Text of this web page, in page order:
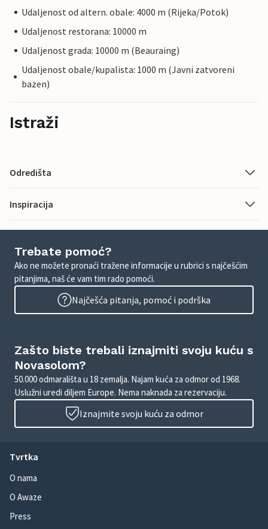
Udaljenost od altern. obale: 4000 m (Rijeka/Potok)
Udaljenost restorana: 10000 m
Udaljenost grada: 10000 m (Beauraing)
Udaljenost obale/kupalista: 1000 m (Javni zatvoreni
bazen)
Istraži
Odredišta
Inspiracija
Trebate pomoć?
Ako ne možete pronaći tražene informacije u rubrici s najčešćim
pitanjima, naš će vam tim rado pomoći.
Najčešća pitanja, pomoć i podrška
Zašto biste trebali iznajmiti svoju kuću s
Novasolom?
50.000 odmarališta u 18 zemalja. Najam kuća za odmor od 1968.
Uslužni uredi diljem Europe. Nema naknada za rezervaciju.
Iznajmite svoju kuću za odmor
Tvrtka
O nama
O Awaze
Press